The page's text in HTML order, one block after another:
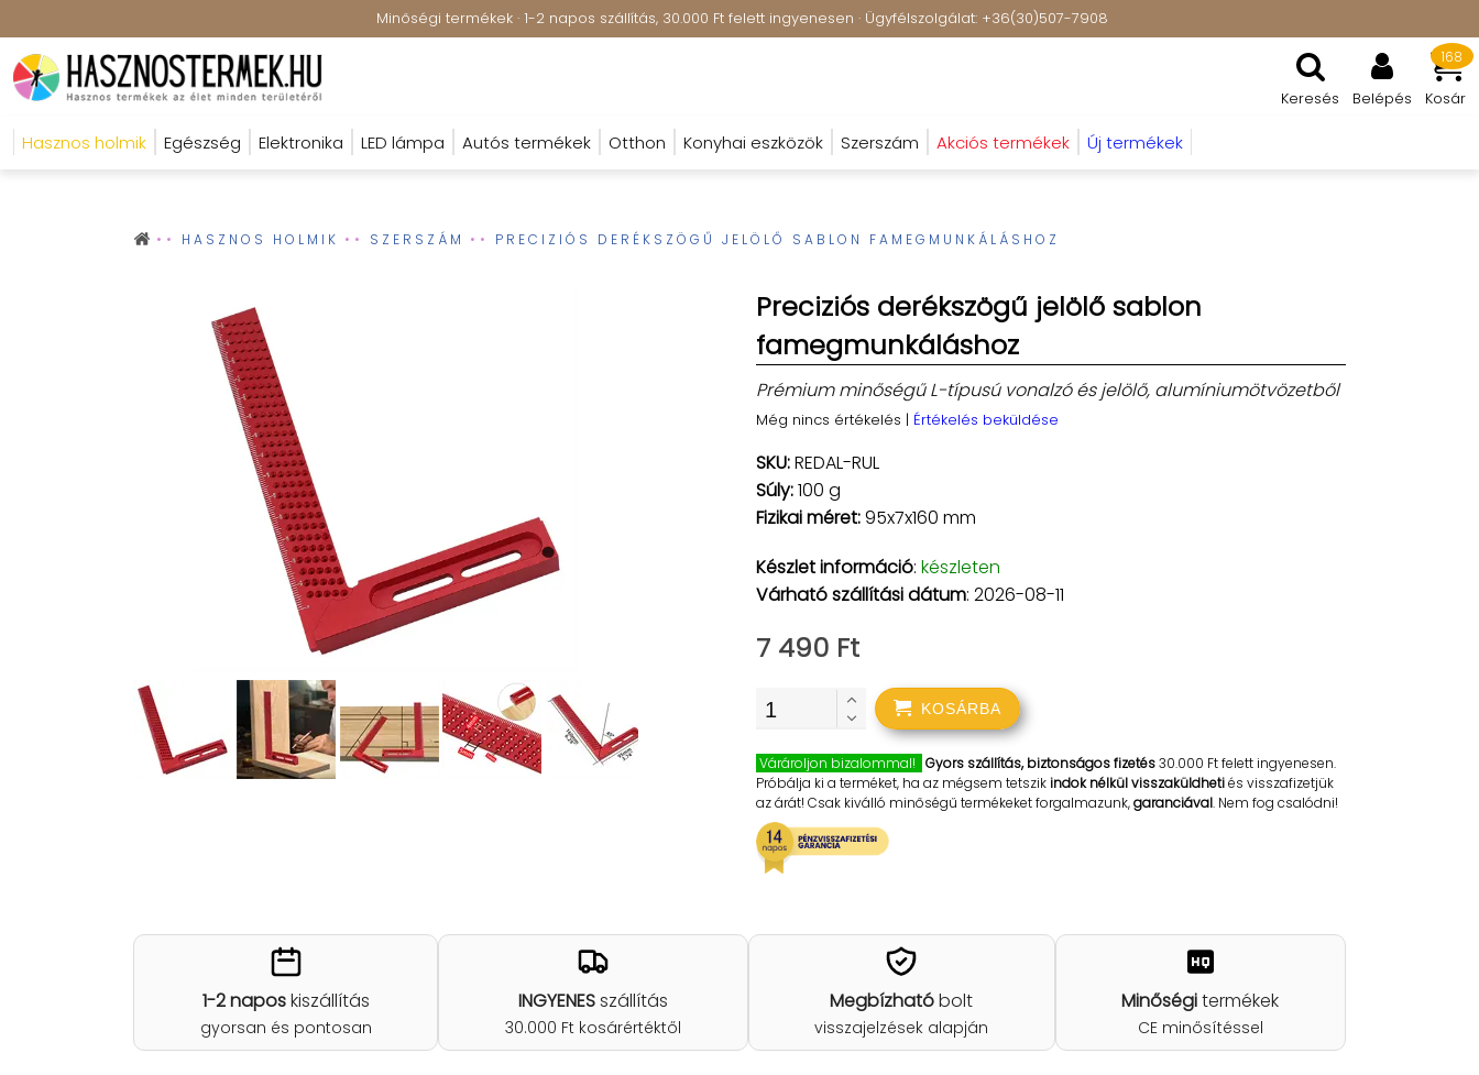
Minőségi termékek · 1-2 napos szállítás, 30.000 Ft felett ingyenesen · Ügyfélszolgálat: +36(30)507-7908
Keresés Belépés Kosár
168
Hasznos holmik Egészség Elektronika LED lámpa Autós termékek Otthon Konyhai eszközök Szerszám Akciós termékek Új termékek
HASZNOS HOLMIK SZERSZÁM PRECIZIÓS DERÉKSZÖGŰ JELÖLŐ SABLON FAMEGMUNKÁLÁSHOZ
Preciziós derékszögű jelölő sablon
famegmunkáláshoz
Prémium minőségű L-típusú vonalzó és jelölő, alumíniumötvözetből
Még nincs értékelés | Értékelés beküldése
SKU:REDAL-RUL
Súly:100 g
Fizikai méret:95x7x160 mm
Készlet információ: készleten
Várható szállítási dátum: 2026-08-11
7 490 Ft
KOSÁRBA
Várároljon bizalommal! Gyors szállítás, biztonságos fizetés30.000 Ft felett ingyenesen.
Próbálja ki a terméket, ha az mégsem tetszikindok nélkül visszaküldhetiés visszafizetjük
az árát! Csak kiválló minőségű termékeket forgalmazunk,garanciával. Nem fog csalódni!
1-2 naposkiszállítás
gyorsan és pontosan
INGYENESszállítás
30.000 Ft kosárértéktől
Megbízhatóbolt
visszajelzések alapján
Minőségitermékek
CE minősítéssel